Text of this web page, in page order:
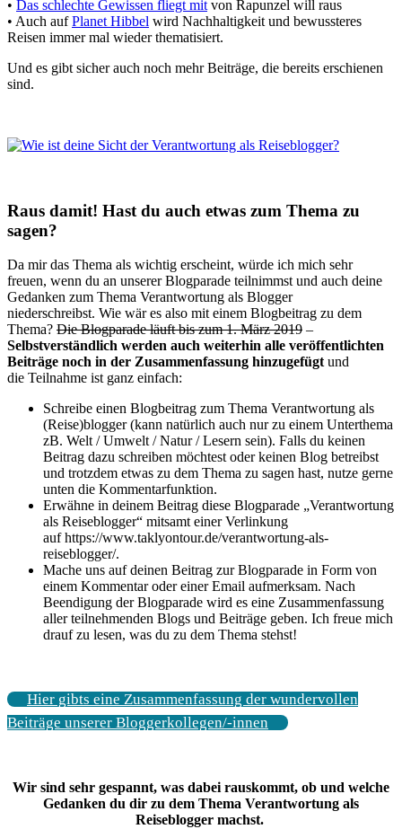
• Das schlechte Gewissen fliegt mit von Rapunzel will raus
• Auch aufPlanet Hibbel wird Nachhaltigkeit und bewussteres
Reisen immer mal wieder thematisiert.
Und es gibt sicher auch noch mehr Beiträge, die bereits erschienen
sind.
Raus damit! Hast du auch etwas zum Thema zu
sagen?
Da mir das Thema als wichtig erscheint, würde ich mich sehr
freuen, wenn du an unserer Blogparade teilnimmst und auch deine
Gedanken zum Thema Verantwortung als Blogger
niederschreibst. Wie wär es also mit einem Blogbeitrag zu dem
Thema? Die Blogparade läuft bis zum 1. März 2019 –
Selbstverständlich werden auch weiterhin alle veröffentlichten
Beiträge noch in der Zusammenfassung hinzugefügtund
die Teilnahme ist ganz einfach:
Schreibe einen Blogbeitrag zum Thema Verantwortung als
(Reise)blogger (kann natürlich auch nur zu einem Unterthema
zB. Welt / Umwelt / Natur / Lesern sein). Falls du keinen
Beitrag dazu schreiben möchtest oder keinen Blog betreibst
und trotzdem etwas zu dem Thema zu sagen hast, nutze gerne
unten die Kommentarfunktion.
Erwähne in deinem Beitrag diese Blogparade „Verantwortung
als Reiseblogger“ mitsamt einer Verlinkung
auf https://www.taklyontour.de/verantwortung-als-
reiseblogger/.
Mache uns auf deinen Beitrag zur Blogparade in Form von
einem Kommentar oder einer Email aufmerksam. Nach
Beendigung der Blogparade wird es eine Zusammenfassung
aller teilnehmenden Blogs und Beiträge geben. Ich freue mich
drauf zu lesen, was du zu dem Thema stehst!
Hier gibts eine Zusammenfassung der wundervollen
Beiträge unserer Bloggerkollegen/-innen
Wir sind sehr gespannt, was dabei rauskommt, ob und welche
Gedanken du dir zu dem Thema Verantwortung als
Reiseblogger machst.